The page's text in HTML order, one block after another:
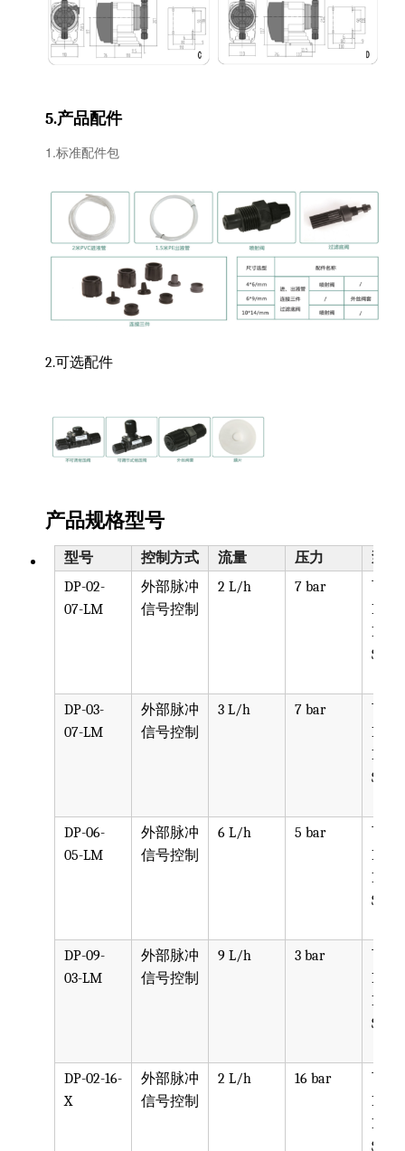
5.产品配件
1.标准配件包
2.可选配件
产品规格型号
型号 控制方式 流量 压力
泵头
DP-02-
07-LM
外部脉冲
信号控制
2 L/h 7 bar
可选
PPV,
PVDF,
SST,
DP-03-
07-LM
外部脉冲
信号控制
3 L/h 7 bar
可选
PPV,
PVDF,
SST,
DP-06-
05-LM
外部脉冲
信号控制
6 L/h 5 bar
可选
PPV,
PVDF,
SST,
DP-09-
03-LM
外部脉冲
信号控制
9 L/h 3 bar
可选
PPV,
PVDF,
SST,
DP-02-16-
X
外部脉冲
信号控制
2 L/h 16 bar
可选
PPV,
PVDF,
SST,